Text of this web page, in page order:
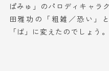
ぱみゅ」のパロディキャラ
田雅功の「粗雑／恐い」
「ば」に変えたのでしょう。